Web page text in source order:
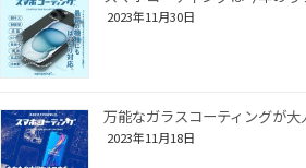
2023年11月30日
万能なガラスコーティングが大
2023年11月18日